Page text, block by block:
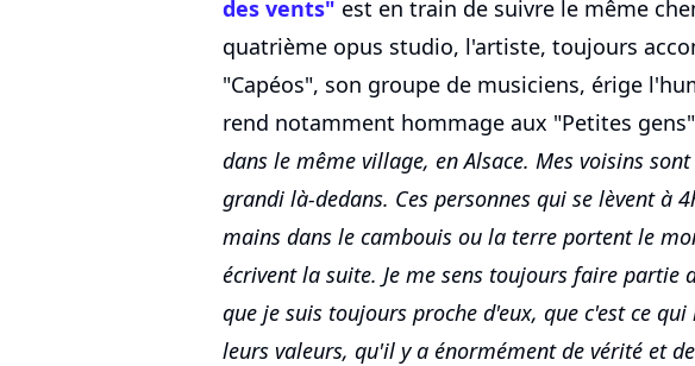
des vents" est en train de suivre le même
quatrième opus studio, l'artiste, toujours
"Capéos", son groupe de musiciens, érige
rend notamment hommage aux "Petites
dans le même village, en Alsace. Mes voisins sont
grandi là-dedans. Ces personnes qui se lèvent à
mains dans le cambouis ou la terre portent le
écrivent la suite. Je me sens toujours faire partie
que je suis toujours proche d'eux, que c'est ce
leurs valeurs, qu'il y a énormément de vérité et